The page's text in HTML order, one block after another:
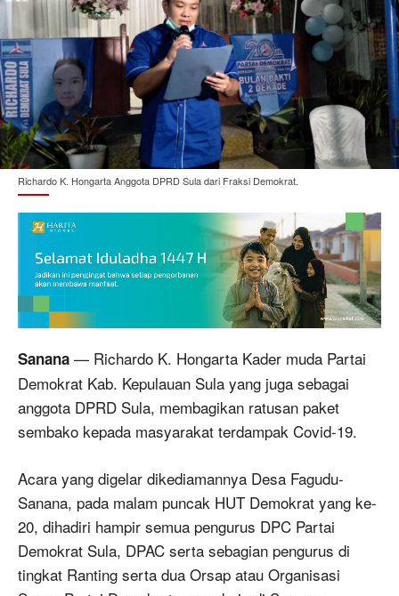
Richardo K. Hongarta Anggota DPRD Sula dari Fraksi Demokrat.
Sanana — Richardo K. Hongarta Kader muda Partai
Demokrat Kab. Kepulauan Sula yang juga sebagai
anggota DPRD Sula, membagikan ratusan paket
sembako kepada masyarakat terdampak Covid-19.
Acara yang digelar dikediamannya Desa Fagudu-
Sanana, pada malam puncak HUT Demokrat yang ke-
20, dihadiri hampir semua pengurus DPC Partai
Demokrat Sula, DPAC serta sebagian pengurus di
tingkat Ranting serta dua Orsap atau Organisasi